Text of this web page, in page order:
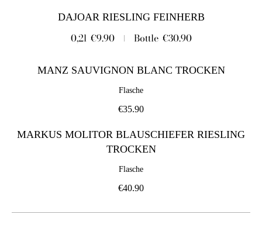
DAJOAR RIESLING FEINHERB
0,2l €9.90 Bottle €30.90
MANZ SAUVIGNON BLANC TROCKEN
Flasche
€35.90
MARKUS MOLITOR BLAUSCHIEFER RIESLING
TROCKEN
Flasche
€40.90